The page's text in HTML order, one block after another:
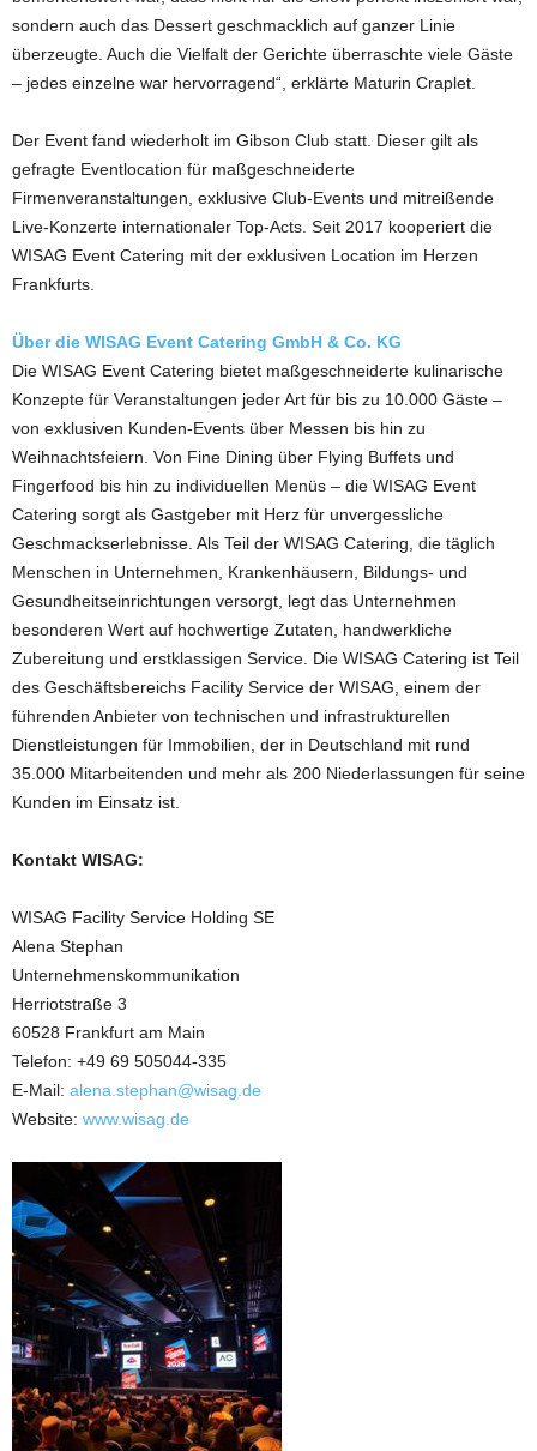
sondern auch das Dessert geschmacklich auf ganzer Linie
überzeugte. Auch die Vielfalt der Gerichte überraschte viele Gäste
– jedes einzelne war hervorragend“, erklärte Maturin Craplet.
Der Event fand wiederholt im Gibson Club statt. Dieser gilt als
gefragte Eventlocation für maßgeschneiderte
Firmenveranstaltungen, exklusive Club-Events und mitreißende
Live-Konzerte internationaler Top-Acts. Seit 2017 kooperiert die
WISAG Event Catering mit der exklusiven Location im Herzen
Frankfurts.
Über die WISAG Event Catering GmbH & Co. KG
Die WISAG Event Catering bietet maßgeschneiderte kulinarische
Konzepte für Veranstaltungen jeder Art für bis zu 10.000 Gäste –
von exklusiven Kunden-Events über Messen bis hin zu
Weihnachtsfeiern. Von Fine Dining über Flying Buffets und
Fingerfood bis hin zu individuellen Menüs – die WISAG Event
Catering sorgt als Gastgeber mit Herz für unvergessliche
Geschmackserlebnisse. Als Teil der WISAG Catering, die täglich
Menschen in Unternehmen, Krankenhäusern, Bildungs- und
Gesundheitseinrichtungen versorgt, legt das Unternehmen
besonderen Wert auf hochwertige Zutaten, handwerkliche
Zubereitung und erstklassigen Service. Die WISAG Catering ist Teil
des Geschäftsbereichs Facility Service der WISAG, einem der
führenden Anbieter von technischen und infrastrukturellen
Dienstleistungen für Immobilien, der in Deutschland mit rund
35.000 Mitarbeitenden und mehr als 200 Niederlassungen für seine
Kunden im Einsatz ist.
Kontakt WISAG:
WISAG Facility Service Holding SE
Alena Stephan
Unternehmenskommunikation
Herriotstraße 3
60528 Frankfurt am Main
Telefon: +49 69 505044-335
E-Mail: alena.stephan@wisag.de
Website: www.wisag.de